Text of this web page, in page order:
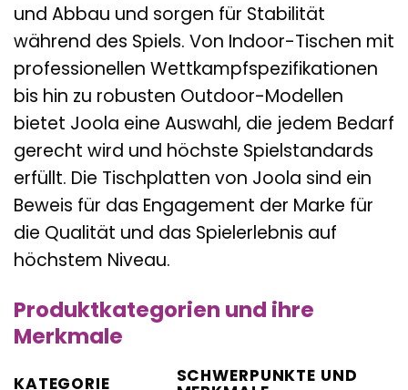
und Abbau und sorgen für Stabilität
während des Spiels. Von Indoor-Tischen mit
professionellen Wettkampfspezifikationen
bis hin zu robusten Outdoor-Modellen
bietet Joola eine Auswahl, die jedem Bedarf
gerecht wird und höchste Spielstandards
erfüllt. Die Tischplatten von Joola sind ein
Beweis für das Engagement der Marke für
die Qualität und das Spielerlebnis auf
höchstem Niveau.
Produktkategorien und ihre
Merkmale
KATEGORIE SCHWERPUNKTE UND